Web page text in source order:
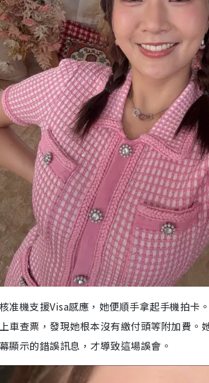
准機支援Visa感應，她便順手拿起手機拍卡
車查票，發現她根本沒有繳付頭等附加費。
顯示的錯誤訊息，才導致這場誤會。